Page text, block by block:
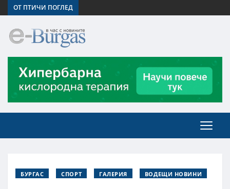
ОТ ПТИЧИ ПОГЛЕД
БУРГАС СПОРТ ГАЛЕРИЯ ВОДЕЩИ НОВИНИ